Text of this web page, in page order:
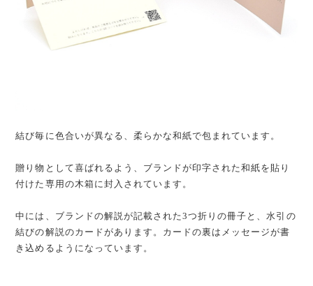
結び毎に色合いが異なる、柔らかな和紙で包まれています。
贈り物として喜ばれるよう、ブランドが印字された和紙を貼り
付けた専用の木箱に封入されています。
中には、ブランドの解説が記載された3つ折りの冊子と、水引の
結びの解説のカードがあります。カードの裏はメッセージが書
き込めるようになっています。